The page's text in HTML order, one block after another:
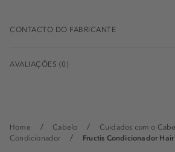
Home Cabelo
Cuidados com o
Condicionador
Fructis Condicionador
CONTACTO DO FABRICANTE
AVALIAÇÕES (0)